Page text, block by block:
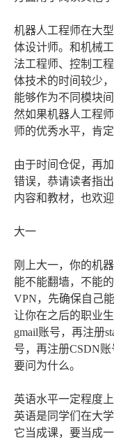
机器人工程师在大
体设计师。和机械
法工程师、控制工
体技术的时间较少
能够作为不同模块
然如果机器人工程
师的优秀水平，肯定
由于时间仓促，再
错误，恭请读者指
内容和教材，也欢迎
大一
刚上大一，你的机
能不能翻墙，不能
VPN，先确保自己
让你在之后的职业
gmail账号，再注册
号，再注册CSDN
要问为什么。
英语水平一定程度
英语是同学们在大
它当成课，要当成